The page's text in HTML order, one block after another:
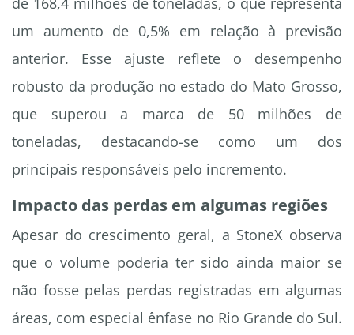
um aumento de 0,5% em relação à previsão
anterior. Esse ajuste reflete o desempenho
robusto da produção no estado do Mato Grosso,
que superou a marca de 50 milhões de
toneladas, destacando-se como um dos
principais responsáveis pelo incremento.
Impacto das perdas em algumas regiões
Apesar do crescimento geral, a StoneX observa
que o volume poderia ter sido ainda maior se
não fosse pelas perdas registradas em algumas
áreas, com especial ênfase no Rio Grande do Sul.